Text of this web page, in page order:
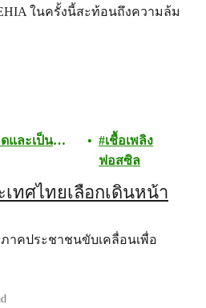
ในครั้งนี้สะท้อนถึงความล้ม
และเป็น
เชื้อเพลิง
ฟอสซิล
ทศไทยเลือกเดินหน้า
าคประชาชนขับเคลื่อนเพื่อ